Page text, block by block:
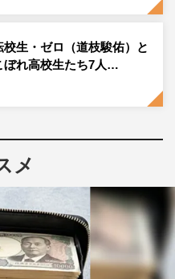
な活躍を振り返る。なお
信中。
の転校生・ゼロがやって
話。それぞれの事情で、
、二瓶久高（井上祐貴）、
（山時聡真）、桐山球児
学園に蔓延るいじめ、そし
野間口徹）が生徒たちを
がくの事実を暴き出す。
聞に学校内外が騒然とな
校生・ゼロ（道枝駿佑）と
ぼれ高校生たち7人…
メ